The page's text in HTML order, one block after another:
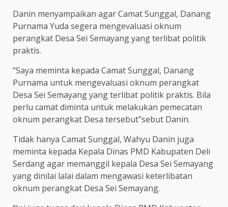
Danin menyampaikan agar Camat Sunggal, Danang
Purnama Yuda segera mengevaluasi oknum
perangkat Desa Sei Semayang yang terlibat politik
praktis.
“Saya meminta kepada Camat Sunggal, Danang
Purnama untuk mengevaluasi oknum perangkat
Desa Sei Semayang yang terlibat politik praktis. Bila
perlu camat diminta untuk melakukan pemecatan
oknum perangkat Desa tersebut”sebut Danin.
Tidak hanya Camat Sunggal, Wahyu Danin juga
meminta kepada Kepala Dinas PMD Kabupaten Deli
Serdang agar memanggil kepala Desa Sei Semayang
yang dinilai lalai dalam mengawasi keterlibatan
oknum perangkat Desa Sei Semayang.